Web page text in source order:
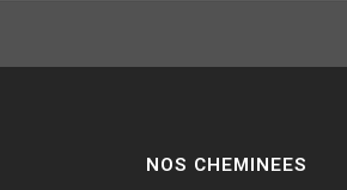
NOS CHEMINEES